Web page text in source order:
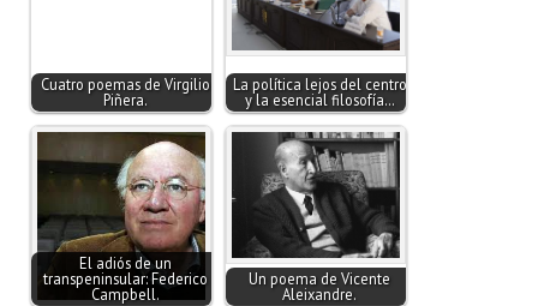
Cuatro poemas de Virgilio
Piñera.
La política lejos del centro
y la esencial filosofía…
El adiós de un
transpeninsular: Federico
Campbell.
Un poema de Vicente
Aleixandre.